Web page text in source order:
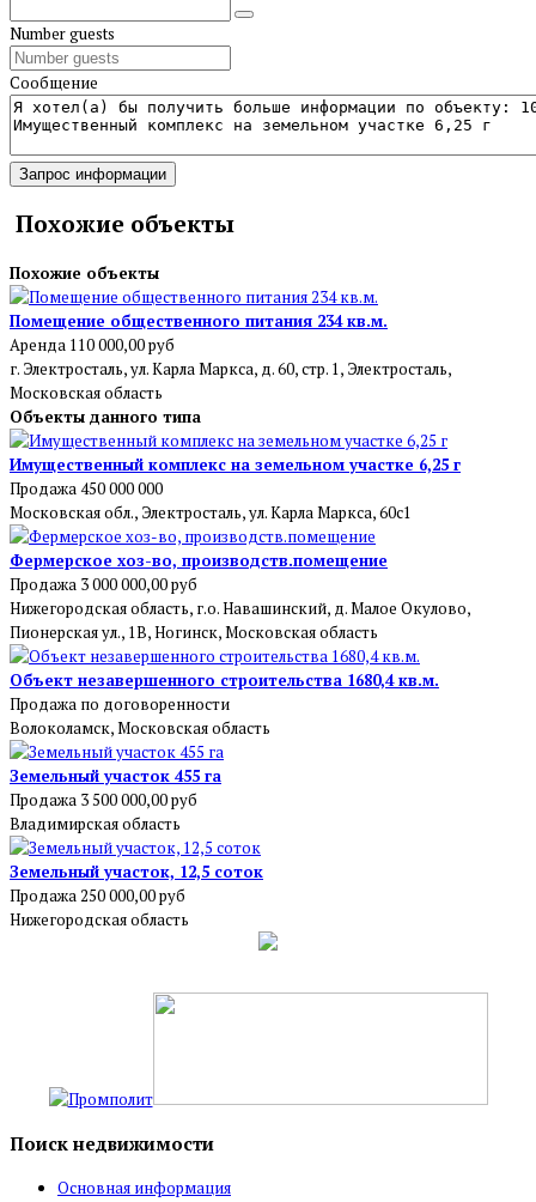
Number guests
Сообщение
Запрос информации
Похожие объекты
Похожие объекты
Помещение общественного питания 234 кв.м.
Аренда 110 000,00 руб
г. Электросталь, ул. Карла Маркса, д. 60, стр. 1, Электросталь,
Московская область
Объекты данного типа
Имущественный комплекс на земельном участке 6,25 г
Продажа450 000 000
Московская обл., Электросталь, ул. Карла Маркса, 60с1
Фермерское хоз-во, производств.помещение
Продажа 3 000 000,00 руб
Нижегородская область, г.о. Навашинский, д. Малое Окулово,
Пионерская ул., 1В, Ногинск, Московская область
Объект незавершенного строительства 1680,4 кв.м.
Продажа по договоренности
Волоколамск, Московская область
Земельный участок 455 га
Продажа 3 500 000,00 руб
Владимирская область
Земельный участок, 12,5 соток
Продажа250 000,00 руб
Нижегородская область
Поиск недвижимости
Основная информация